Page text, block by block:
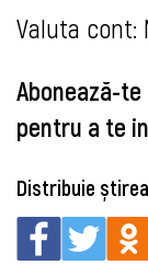
Valuta cont:
Abonează-
pentru a te
Distribuie știrea